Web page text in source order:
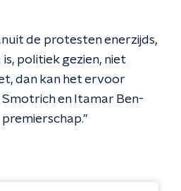
de protesten enerzijds,
politiek gezien, niet
dan kan het ervoor
en Itamar Ben-